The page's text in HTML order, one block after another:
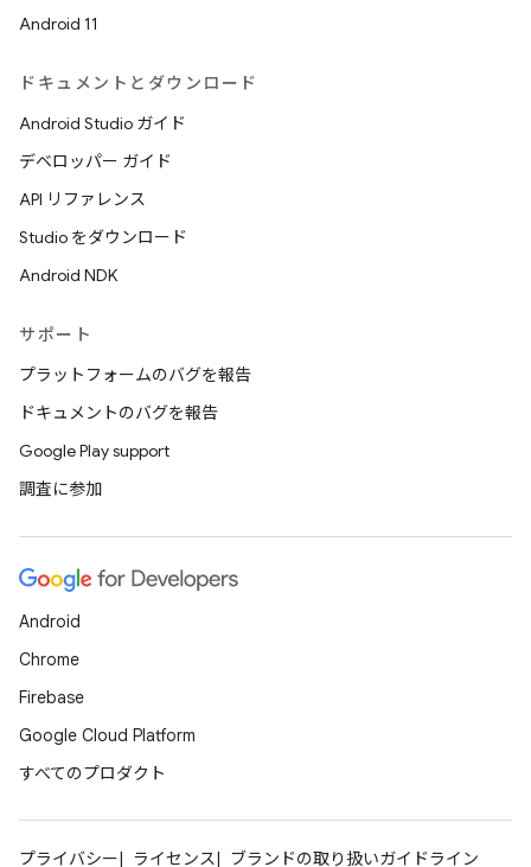
Android 11
ドキュメントとダウンロード
Android Studio ガイド
デベロッパー ガイド
API リファレンス
Studio をダウンロード
Android NDK
サポート
プラットフォームのバグを報告
ドキュメントのバグを報告
Google Play support
調査に参加
Android
Chrome
Firebase
Google Cloud Platform
すべてのプロダクト
プライバシー ライセンス ブランドの取り扱いガイドライン